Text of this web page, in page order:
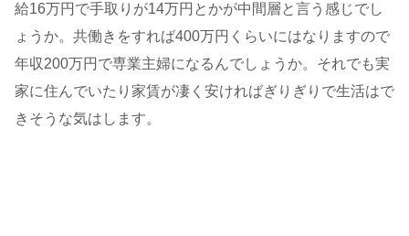
給16万円で手取りが14万円とかが中間層と言う感じでし
ょうか。共働きをすれば400万円くらいにはなりますので
年収200万円で専業主婦になるんでしょうか。それでも実
家に住んでいたり家賃が凄く安ければぎりぎりで生活はで
きそうな気はします。